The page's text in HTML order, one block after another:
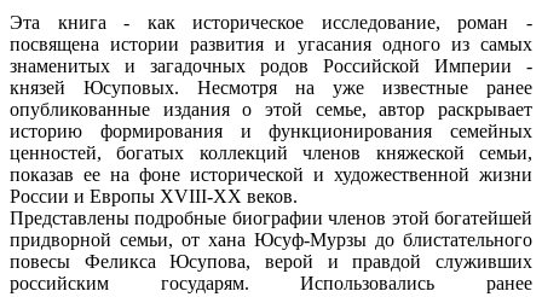
Эта книга - как историческое исследование, роман -
посвящена истории развития и угасания одного из самых
знаменитых и загадочных родов Российской Империи -
князей Юсуповых. Несмотря на уже известные ранее
опубликованные издания о этой семье, автор раскрывает
историю формирования и функционирования семейных
ценностей, богатых коллекций членов княжеской семьи,
показав ее на фоне исторической и художественной жизни
России и Европы XVIII-XX веков.
Представлены подробные биографии членов этой богатейшей
придворной семьи, от хана Юсуф-Мурзы до блистательного
повесы Феликса Юсупова, верой и правдой служивших
российским государям. Использовались ранее